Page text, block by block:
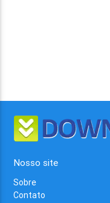
Nosso site
Sobre
Contato